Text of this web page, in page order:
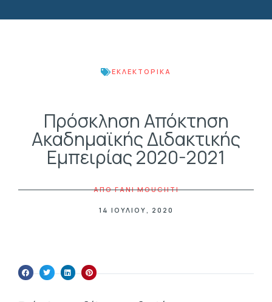
ΕΚΛΕΚΤΟΡΙΚΆ
Πρόσκληση Απόκτηση
Ακαδημαϊκής Διδακτικής
Εμπειρίας 2020-2021
ΑΠΟFANI MOUCHTI
14 ΙΟΥΛΊΟΥ, 2020